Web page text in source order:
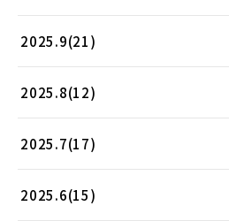
2025.9(21)
2025.8(12)
2025.7(17)
2025.6(15)